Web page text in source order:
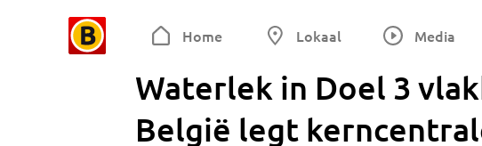
Home Lokaal Media
Waterlek in Doel 3
België legt